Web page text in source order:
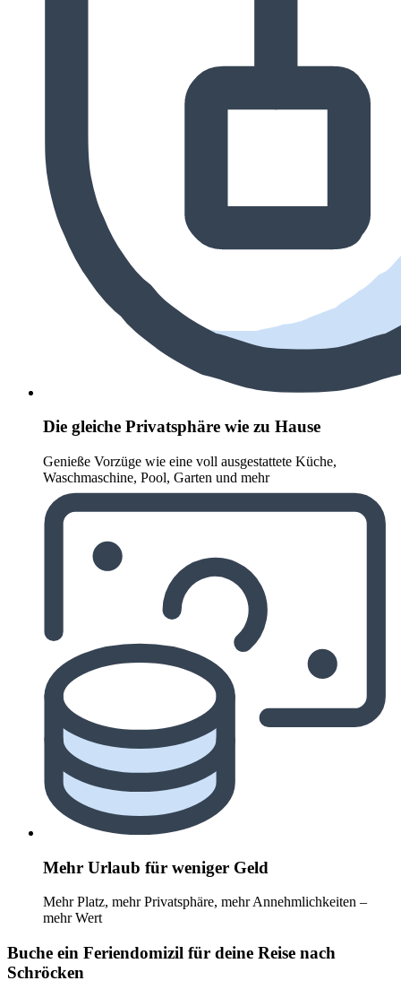
Die gleiche Privatsphäre wie zu Hause
Genieße Vorzüge wie eine voll ausgestattete Küche,
Waschmaschine, Pool, Garten und mehr
Mehr Urlaub für weniger Geld
Mehr Platz, mehr Privatsphäre, mehr Annehmlichkeiten –
mehr Wert
Buche ein Feriendomizil für deine Reise nach
Schröcken